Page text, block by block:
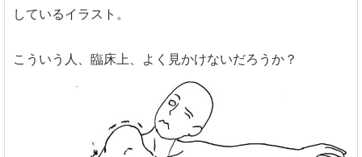
しているイラスト。
こういう人、臨床上、よく見かけないだろうか？